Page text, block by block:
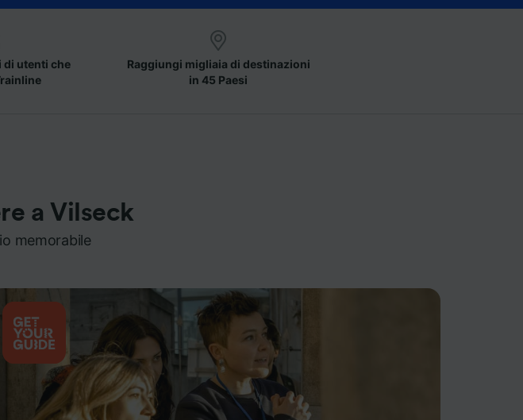
di utenti che
Raggiungi migliaia di destinazioni
in 45 Paesi
a Vilseck
memorabile